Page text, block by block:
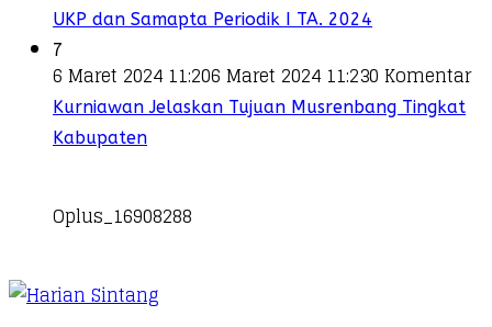
UKP dan Samapta Periodik I TA. 2024
7
6 Maret 2024 11:206 Maret 2024 11:230 Komentar
Kurniawan Jelaskan Tujuan Musrenbang Tingkat
Kabupaten
Oplus_16908288